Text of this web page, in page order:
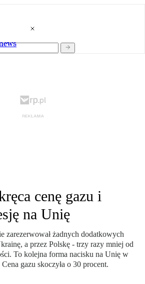
cenę gazu i
na Unię
zarezerwował żadnych dodatkowych
a przez Polskę - trzy razy mniej od
To kolejna forma nacisku na Unię w
gazu skoczyła o 30 procent.